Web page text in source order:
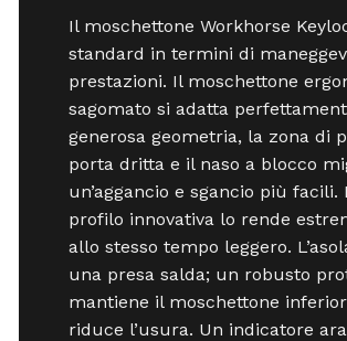
Il moschettone Workhorse
standard in termini di
prestazioni. Il moschettone
sagomato si adatta
generosa geometria, la zona di
porta dritta e il naso a blocco
un’aggancio e sgancio più
profilo innovativa lo rende
allo stesso tempo leggero.
una presa salda; un robusto
mantiene il moschettone
riduce l’usura. Un indicatore